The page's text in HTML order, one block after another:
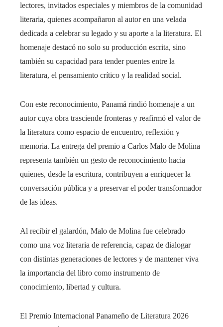
lectores, invitados especiales y miembros de la comunidad
literaria, quienes acompañaron al autor en una velada
dedicada a celebrar su legado y su aporte a la literatura. El
homenaje destacó no solo su producción escrita, sino
también su capacidad para tender puentes entre la
literatura, el pensamiento crítico y la realidad social.
Con este reconocimiento, Panamá rindió homenaje a un
autor cuya obra trasciende fronteras y reafirmó el valor de
la literatura como espacio de encuentro, reflexión y
memoria. La entrega del premio a Carlos Malo de Molina
representa también un gesto de reconocimiento hacia
quienes, desde la escritura, contribuyen a enriquecer la
conversación pública y a preservar el poder transformador
de las ideas.
Al recibir el galardón, Malo de Molina fue celebrado
como una voz literaria de referencia, capaz de dialogar
con distintas generaciones de lectores y de mantener viva
la importancia del libro como instrumento de
conocimiento, libertad y cultura.
El Premio Internacional Panameño de Literatura 2026